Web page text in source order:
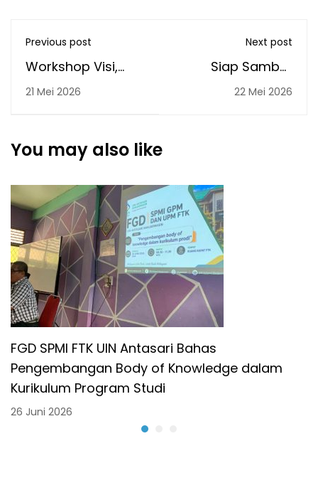
Previous post
Workshop Visi,
Tujuan dan
Kurikulum Berbasis
OBE Tadris Biologi
Tahun 2026
Digelar di UIN
Antasari
Banjarmasin
21 Mei 2026
Next post
Siap Sambut
Sistem Baru
Data Dosen
22 Mei 2026
You may also like
FGD SPMI FTK UIN Antasari Bahas
Pengembangan Body of Knowledge dalam
Kurikulum Program Studi
26 Juni 2026